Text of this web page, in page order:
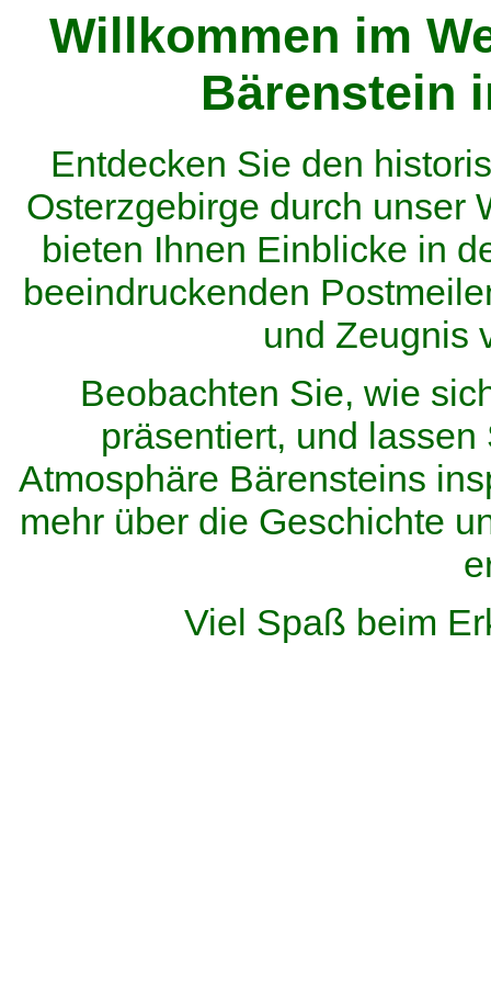
Willkommen im
Bärenstein
Entdecken Sie den
Osterzgebirge durch unser
bieten Ihnen Einblicke in
beeindruckenden
und Zeugnis
Beobachten Sie, wie
präsentiert, und
Atmosphäre Bärensteins
mehr über die Geschichte
Viel Spaß beim